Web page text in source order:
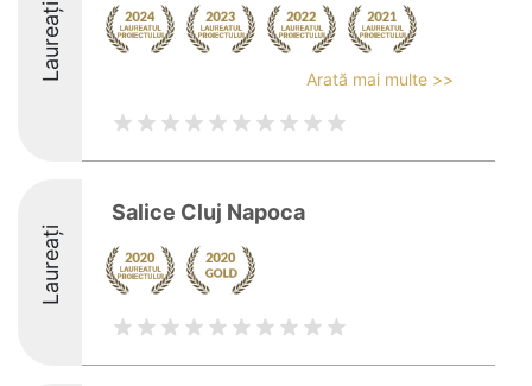
Laureați Arată mai multe >>
Laureați
Salice Cluj Napoca